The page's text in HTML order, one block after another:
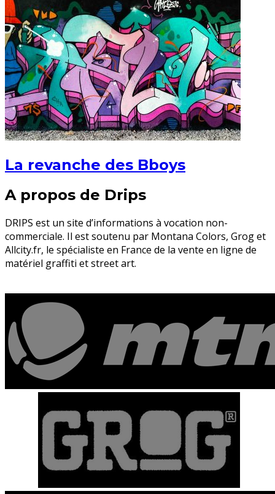
La revanche des Bboys
A propos de Drips
DRIPS est un site d’informations à vocation non-
commerciale. Il est soutenu par Montana Colors, Grog et
Allcity.fr, le spécialiste en France de la vente en ligne de
matériel graffiti et street art.